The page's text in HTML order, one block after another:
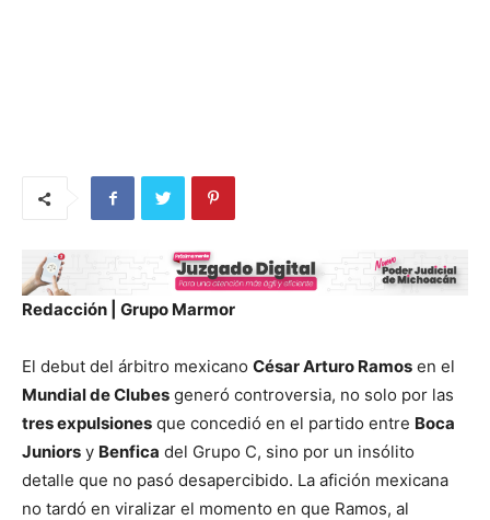
Redacción | Grupo Marmor
El debut del árbitro mexicano César Arturo Ramos en el
Mundial de Clubes generó controversia, no solo por las
tres expulsiones que concedió en el partido entre Boca
Juniors y Benfica del Grupo C, sino por un insólito
detalle que no pasó desapercibido. La afición mexicana
no tardó en viralizar el momento en que Ramos, al